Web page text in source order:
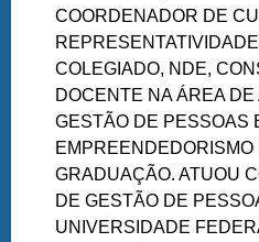
COORDENADOR DE
COLEGIADO, NDE,
DOCENTE NA ÁREA
GESTÃO DE PESSOAS
GRADUAÇÃO. ATUOU
DE GESTÃO DE
UNIVERSIDADE